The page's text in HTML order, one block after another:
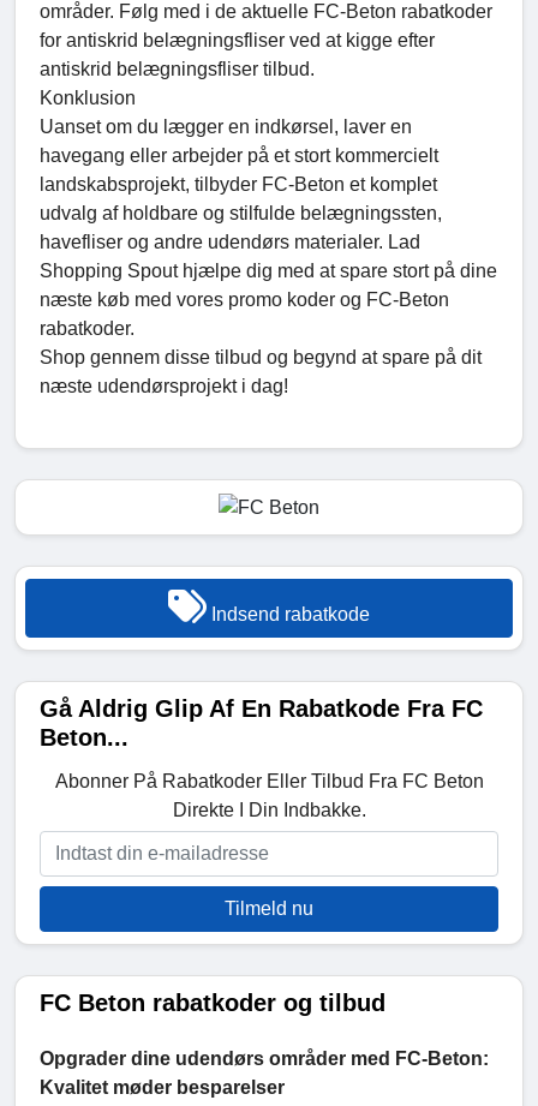
områder. Følg med i de aktuelle FC-Beton rabatkoder
for antiskrid belægningsfliser ved at kigge efter
antiskrid belægningsfliser tilbud.
Konklusion
Uanset om du lægger en indkørsel, laver en
havegang eller arbejder på et stort kommercielt
landskabsprojekt, tilbyder FC-Beton et komplet
udvalg af holdbare og stilfulde belægningssten,
havefliser og andre udendørs materialer. Lad
Shopping Spout hjælpe dig med at spare stort på dine
næste køb med vores promo koder og FC-Beton
rabatkoder.
Shop gennem disse tilbud og begynd at spare på dit
næste udendørsprojekt i dag!
Indsend rabatkode
Gå Aldrig Glip Af En Rabatkode Fra FC
Beton...
Abonner På Rabatkoder Eller Tilbud Fra FC Beton
Direkte I Din Indbakke.
Tilmeld nu
FC Beton rabatkoder og tilbud
Opgrader dine udendørs områder med FC-Beton:
Kvalitet møder besparelser